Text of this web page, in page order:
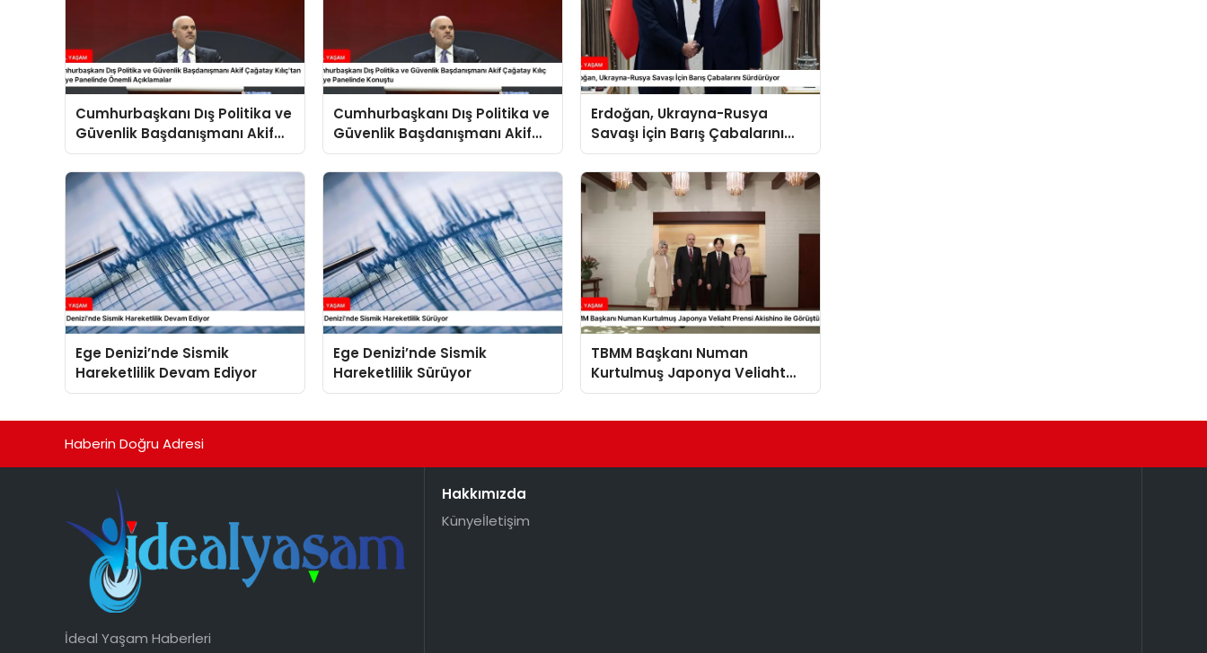
Cumhurbaşkanı Dış Politika ve
Güvenlik Başdanışmanı Akif
Çağatay Kılıç’tan Suriye
Panelinde Önemli Açıklamalar
Cumhurbaşkanı Dış Politika ve
Güvenlik Başdanışmanı Akif
Çağatay Kılıç Suriye Panelinde
Konuştu
Erdoğan, Ukrayna-Rusya
Savaşı İçin Barış Çabalarını
Sürdürüyor
Ege Denizi’nde Sismik
Hareketlilik Devam Ediyor
Ege Denizi’nde Sismik
Hareketlilik Sürüyor
TBMM Başkanı Numan
Kurtulmuş Japonya Veliaht
Prensi Akishino ile Görüştü
Haberin Doğru Adresi
İdeal Yaşam Haberleri
Hakkımızda
Künyeİletişim